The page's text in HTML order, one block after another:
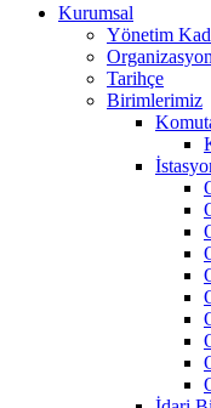
Kurumsal
Yönetim
Tarihçe
Birimlerimiz